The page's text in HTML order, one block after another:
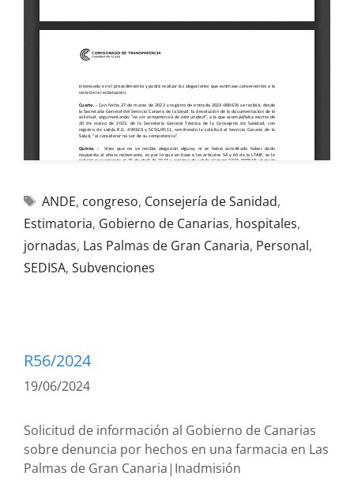
ANDE, congreso, Consejería de Sanidad,
Estimatoria, Gobierno de Canarias, hospitales,
jornadas, Las Palmas de Gran Canaria, Personal,
SEDISA, Subvenciones
R56/2024
19/06/2024
Solicitud de información al Gobierno de Canarias
sobre denuncia por hechos en una farmacia en Las
Palmas de Gran Canaria|Inadmisión